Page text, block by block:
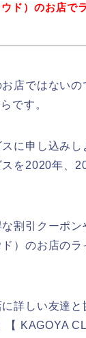
ド）のお店で
店ではない
です。
に申し込みし
を2020年、
割引クーポ
）のお店のラ
詳しい友達と
【 KAGOYA